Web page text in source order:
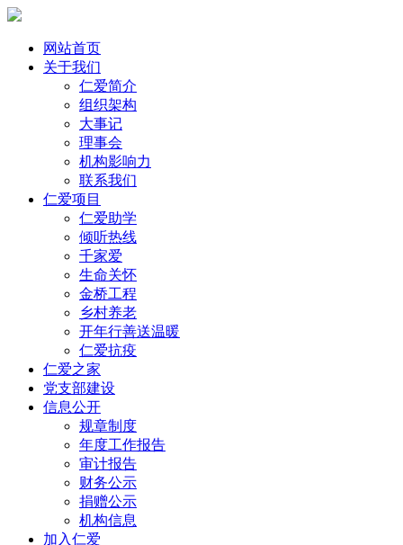
网站首页
关于我们
仁爱简介
组织架构
大事记
理事会
机构影响力
联系我们
仁爱项目
仁爱助学
倾听热线
千家爱
生命关怀
金桥工程
乡村养老
开年行善送温暖
仁爱抗疫
仁爱之家
党支部建设
信息公开
规章制度
年度工作报告
审计报告
财务公示
捐赠公示
机构信息
加入仁爱